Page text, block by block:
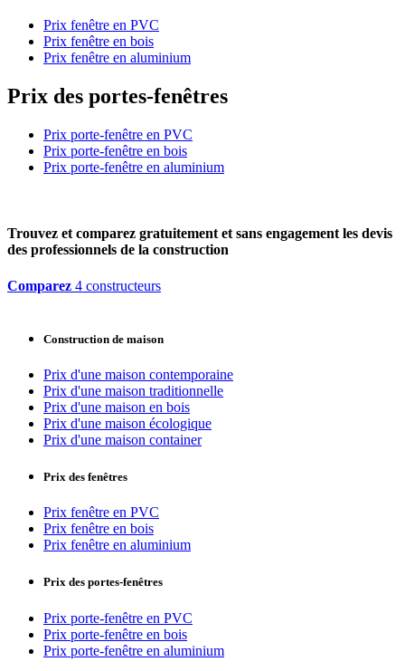
Prix fenêtre en PVC
Prix fenêtre en bois
Prix fenêtre en aluminium
Prix des portes-fenêtres
Prix porte-fenêtre en PVC
Prix porte-fenêtre en bois
Prix porte-fenêtre en aluminium
Trouvez et comparez gratuitement et sans engagement les devis
des professionnels de la construction
Comparez 4 constructeurs
Construction de maison
Prix d'une maison contemporaine
Prix d'une maison traditionnelle
Prix d'une maison en bois
Prix d'une maison écologique
Prix d'une maison container
Prix des fenêtres
Prix fenêtre en PVC
Prix fenêtre en bois
Prix fenêtre en aluminium
Prix des portes-fenêtres
Prix porte-fenêtre en PVC
Prix porte-fenêtre en bois
Prix porte-fenêtre en aluminium